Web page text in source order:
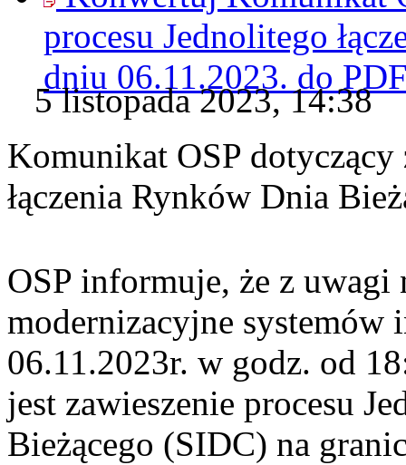
procesu Jednolitego
dniu 06.11.2023. do
5 listopada 2023, 14:38
Komunikat OSP dotyczący
łączenia Rynków Dnia
OSP informuje, że z uwagi
modernizacyjne systemów
06.11.2023r. w godz. od
jest zawieszenie procesu
Bieżącego (SIDC) na